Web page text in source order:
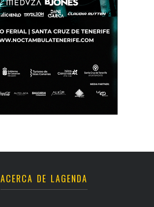
ACERCA DE LAGENDA